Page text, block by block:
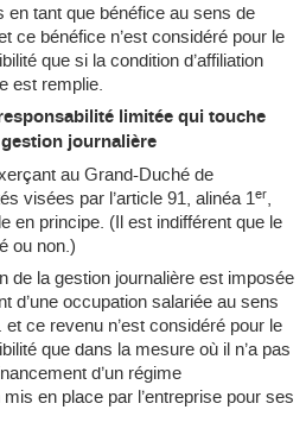
tant que bénéfice au sens de
ce bénéfice n’est considéré pour le
que si la condition d’affiliation
est remplie.
limitée qui touche
journalière
au Grand-Duché de
visées par l’article 91, alinéa 1er,
en principe. (Il est indifférent que le
ou non.)
de la gestion journalière est imposée
d’une occupation salariée au sens
et ce revenu n’est considéré pour le
que dans la mesure où il n’a pas
d’un régime
en place par l’entreprise pour ses